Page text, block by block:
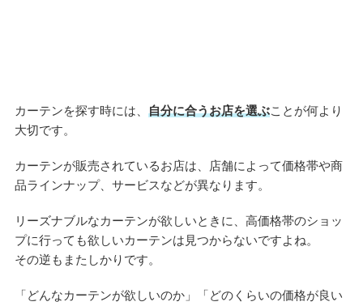
カーテンを探す時には、 自分に合うお店を選ぶことが何より
大切です。
カーテンが販売されているお店は、店舗によって価格帯や商
品ラインナップ、サービスなどが異なります。
リーズナブルなカーテンが欲しいときに、高価格帯のショッ
プに行っても欲しいカーテンは見つからないですよね。
その逆もまたしかりです。
「どんなカーテンが欲しいのか」「どのくらいの価格が良い